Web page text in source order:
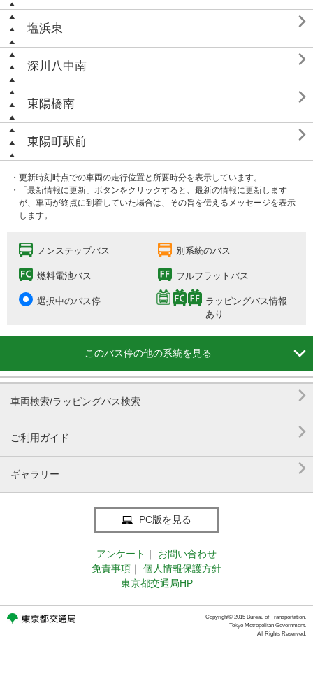
塩浜東 
深川八中南 
東陽橋南 
東陽町駅前 
・更新時刻時点での車両の走行位置と所要時分を表示しています。
・「最新情報に更新」ボタンをクリックすると、最新の情報に更新します
が、車両が終点に到着していた場合は、その旨を伝えるメッセージを表示
します。
ノンステップバス 別系統のバス
燃料電池バス フルフラットバス
選択中のバス停
ラッピングバス情報
あり
このバス停の他の系統を見る 
車両検索/ラッピングバス検索 
ご利用ガイド 
ギャラリー 
PC版を見る
アンケート ｜
お問い合わせ
免責事項 ｜
個人情報保護方針
東京都交通局HP
Copyright© 2015 Bureau of Transportation.
Tokyo Metropolitan Government.
All Rights Reserved.